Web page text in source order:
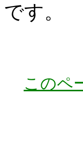
です。
このペ